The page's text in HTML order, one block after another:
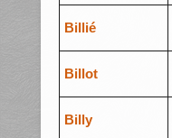
Billié
Billot
Billy